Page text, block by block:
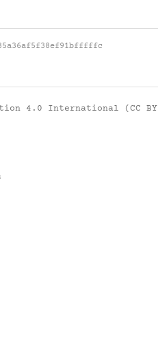
4.0 International (CC BY